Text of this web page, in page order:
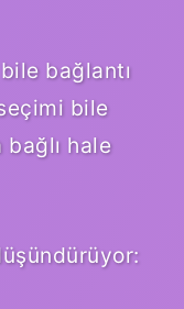
bağlantı
bile
bağlı hale